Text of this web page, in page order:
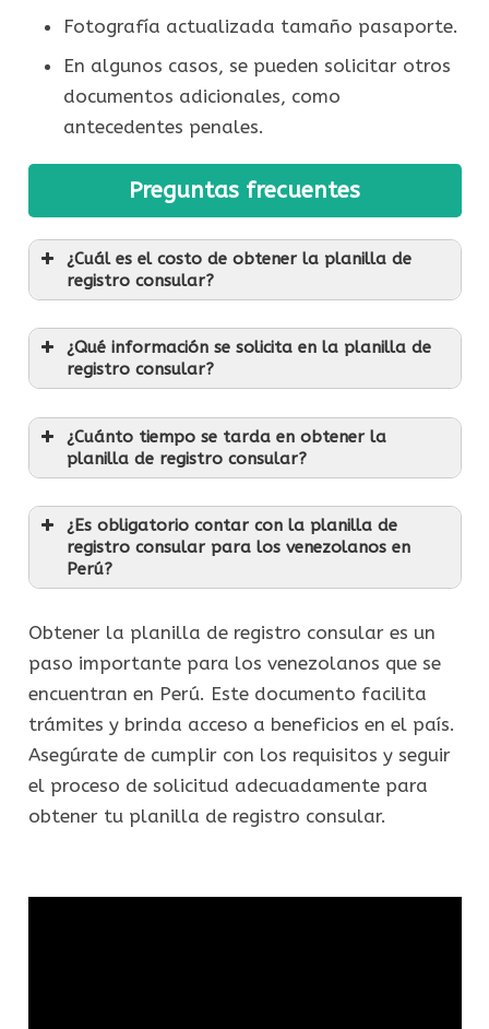
Fotografía actualizada tamaño pasaporte.
En algunos casos, se pueden solicitar otros
documentos adicionales, como
antecedentes penales.
Preguntas frecuentes
¿Cuál es el costo de obtener la planilla de
registro consular?
¿Qué información se solicita en la planilla de
registro consular?
¿Cuánto tiempo se tarda en obtener la
planilla de registro consular?
¿Es obligatorio contar con la planilla de
registro consular para los venezolanos en
Perú?
Obtener la planilla de registro consular es un
paso importante para los venezolanos que se
encuentran en Perú. Este documento facilita
trámites y brinda acceso a beneficios en el país.
Asegúrate de cumplir con los requisitos y seguir
el proceso de solicitud adecuadamente para
obtener tu planilla de registro consular.